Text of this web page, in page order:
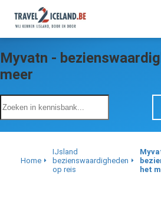
Myvatn -
meer
Home
IJsland
bezienswaardigheden
op reis
het